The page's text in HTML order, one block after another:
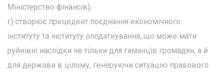
Міністерство фінансів);
г) створює прецедент поєднання економічного
інституту та інституту оподаткування, що може мати
руйнівні наслідки не тільки для гаманців громадян, а й
для держави в цілому, генеруючи ситуацію правового